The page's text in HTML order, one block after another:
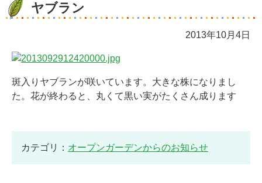
ヤブラン
2013年10月4日
斑入りヤブランが咲いています。大きな株になりまし
た。花が終わると、丸くて黒い実がたくさん成ります
カテゴリ： オープンガーデンからのお知らせ